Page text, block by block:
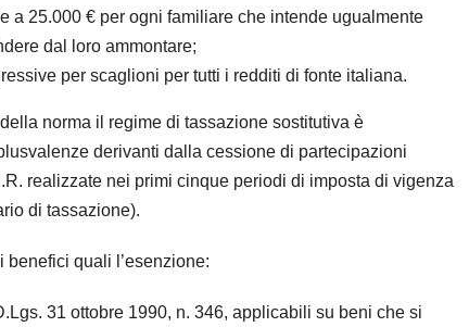
a 25.000 € per ogni familiare che intende ugualmente
dal loro ammontare;
per scaglioni per tutti i redditi di fonte italiana.
norma il regime di tassazione sostitutiva è
derivanti dalla cessione di partecipazioni
realizzate nei primi cinque periodi di imposta di vigenza
di tassazione).
benefici quali l’esenzione:
31 ottobre 1990, n. 346, applicabili su beni che si